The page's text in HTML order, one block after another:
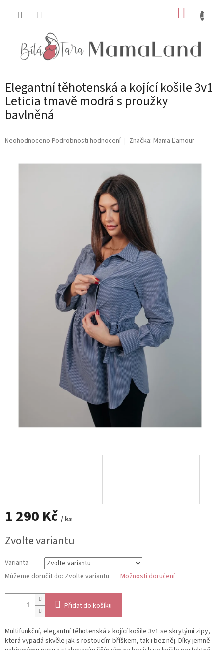
Elegantní těhotenská a kojící košile 3v1
Leticia tmavě modrá s proužky
bavlněná
Průměrné
Neohodnoceno Podrobnosti hodnocení Značka: Mama L'amour
1 290 Kč / ks
cena:
Zvolte variantu
Varianta
Můžeme doručit do: Zvolte variantu Možnosti doručení
Přidat do košíku
Multifunkční, elegantní těhotenská a kojící košile 3v1 se skrytými zipy,
která vypadá skvěle jak s rostoucím bříškem, tak i bez něj. Díky jemně